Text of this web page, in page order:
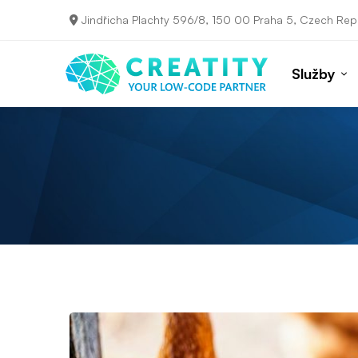
Jindřicha Plachty 596/8, 150 00 Praha 5, Czech
Služby
Největší